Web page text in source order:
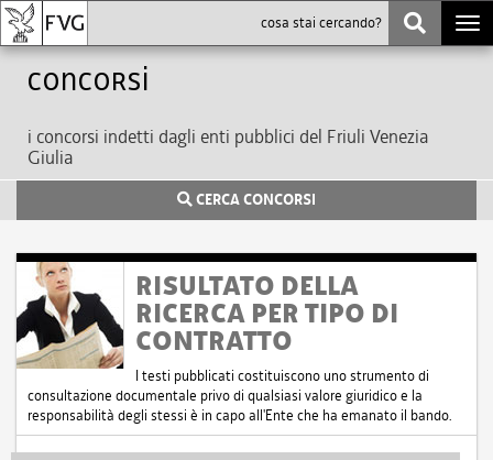
Concorsi
i concorsi indetti dagli enti pubblici del Friuli Venezia
Giulia
CERCA CONCORSI
RISULTATO DELLA
RICERCA PER TIPO DI
CONTRATTO
I testi pubblicati costituiscono uno strumento di
consultazione documentale privo di qualsiasi valore giuridico e la
responsabilità degli stessi è in capo all'Ente che ha emanato il bando.